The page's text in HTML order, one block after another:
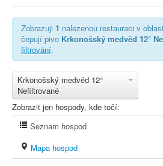
Zobrazuji 1 nalezenou restauraci v
čepují pivo Krkonošský medvěd 12°
filtrování.
Krkonošský medvěd 12°
Nefiltrované
Zobrazit jen hospody, kde točí:
Seznam hospod
Mapa hospod